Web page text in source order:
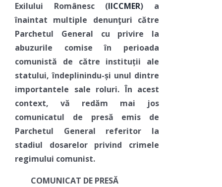
Exilului Românesc (IICCMER) a
înaintat multiple denunţuri către
Parchetul General cu privire la
abuzurile comise în perioada
comunistă de către instituții ale
statului, îndeplinindu-și unul dintre
importantele sale roluri. În acest
context, vă redăm mai jos
comunicatul de presă emis de
Parchetul General referitor la
stadiul dosarelor privind crimele
regimului comunist.
COMUNICAT DE PRESĂ